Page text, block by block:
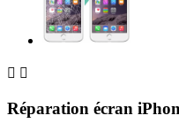
 
Réparation écran